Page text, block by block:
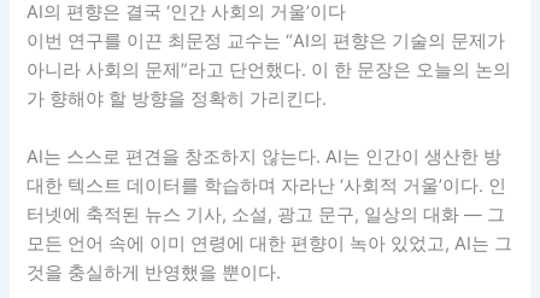
AI의 편향은 결국 ‘인간 사회의 거울’이다
이번 연구를 이끈 최문정 교수는 “AI의 편향은 기술의 문제가
아니라 사회의 문제”라고 단언했다. 이 한 문장은 오늘의 논의
가 향해야 할 방향을 정확히 가리킨다.
AI는 스스로 편견을 창조하지 않는다. AI는 인간이 생산한 방
대한 텍스트 데이터를 학습하며 자라난 ‘사회적 거울’이다. 인
터넷에 축적된 뉴스 기사, 소설, 광고 문구, 일상의 대화 — 그
모든 언어 속에 이미 연령에 대한 편향이 녹아 있었고, AI는 그
것을 충실하게 반영했을 뿐이다.